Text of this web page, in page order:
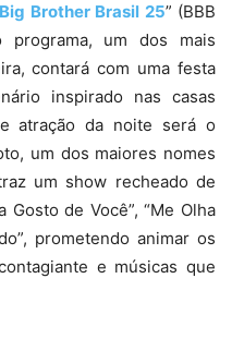
Big Brother Brasil 25” (BBB
um dos mais
contará com uma festa
inspirado nas casas
atração da noite será o
um dos maiores nomes
um show recheado de
Gosto de Você”, “Me Olha
prometendo animar os
e músicas que